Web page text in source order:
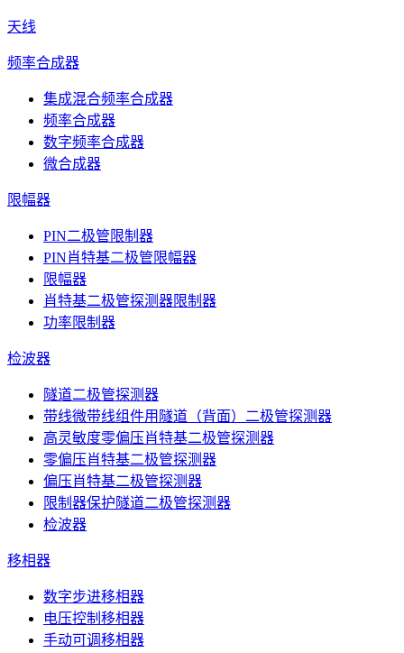
天线
频率合成器
集成混合频率合成器
频率合成器
数字频率合成器
微合成器
限幅器
PIN二极管限制器
PIN肖特基二极管限幅器
限幅器
肖特基二极管探测器限制器
功率限制器
检波器
隧道二极管探测器
带线微带线组件用隧道（背面）二极管探测器
高灵敏度零偏压肖特基二极管探测器
零偏压肖特基二极管探测器
偏压肖特基二极管探测器
限制器保护隧道二极管探测器
检波器
移相器
数字步进移相器
电压控制移相器
手动可调移相器